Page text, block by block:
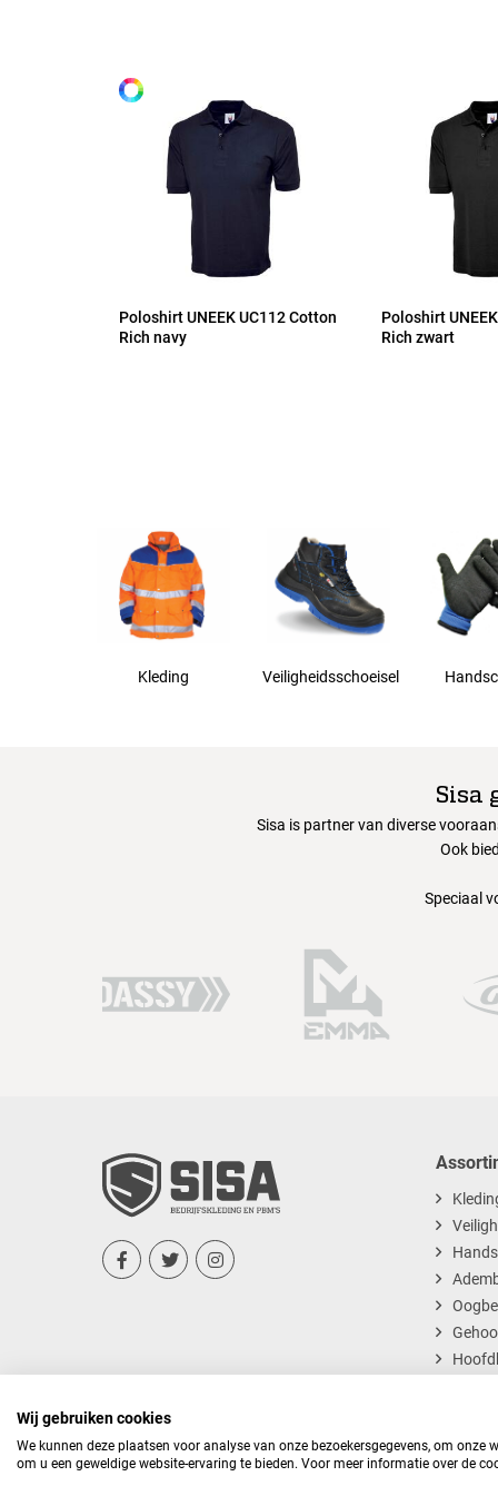
2XL
Poloshirt UNEEK UC112 Cotton
Rich navy
Poloshirt
Rich zwart
Kleding Veiligheidsschoeisel
Sisa
Sisa is partner van diverse
Ook
Speciaal
  
Wij gebruiken cookies
We kunnen deze plaatsen voor analyse van onze bezoekersgegevens, om onze
om u een geweldige website-ervaring te bieden. Voor meer informatie over de